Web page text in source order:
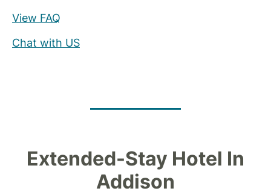
View FAQ
Chat with US
Extended-Stay Hotel In
Addison